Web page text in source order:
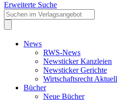
Erweiterte Suche
News
RWS-News
Newsticker Kanzleien
Newsticker Gerichte
Wirtschaftsrecht Aktuell
Bücher
Neue Bücher